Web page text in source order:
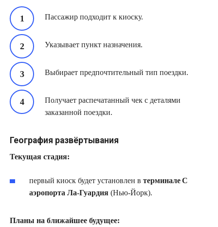
Пассажир подходит к киоску.
Указывает пункт назначения.
Выбирает предпочтительный тип поездки.
Получает распечатанный чек с деталями
заказанной поездки.
География развёртывания
Текущая стадия:
первый киоск будет установлен в терминале C
аэропорта Ла‑Гуардия (Нью‑Йорк).
Планы на ближайшее будущее: